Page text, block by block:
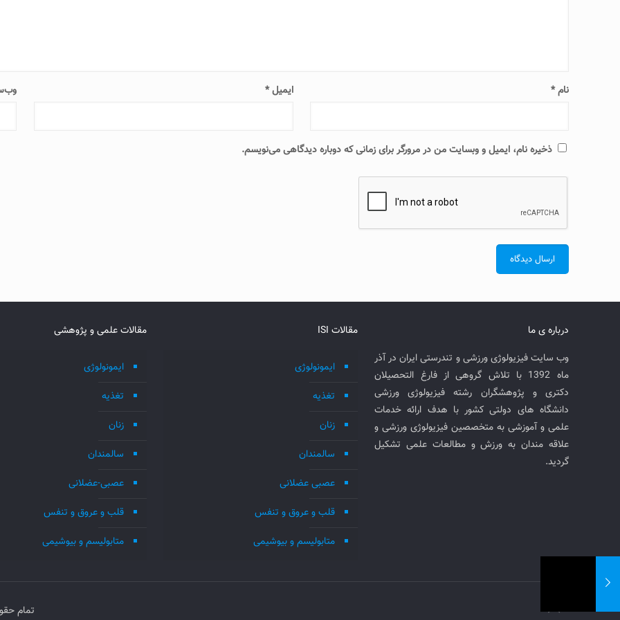
نام* ایمیل*
ذخیره نام، ایمیل و وبسایت من در مرورگر برای زمانی که دوباره دیدگاهی می‌نویسم.
درباره ی ما
وب سایت فیزیولوژی ورزشی و تندرستی ایران در آذر
ماه 1392 با تلاش گروهی از فارغ التحصیلان
دکتری و پژوهشگران رشته فیزیولوژی ورزشی
دانشگاه های دولتی کشور با هدف ارائه خدمات
علمی و آموزشی به متخصصین فیزیولوژی ورزشی و
علاقه مندان به ورزش و مطالعات علمی تشکیل
گردید.
مقالات ISI
ایمونولوژی
تغذیه
زنان
سالمندان
عصبی عضلانی
قلب و عروق و تنفس
متابولیسم و بیوشیمی
مقالات علمی و پژوهشی
ایمونولوژی
تغذیه
زنان
سالمندان
عصبی-عضلانی
قلب و عروق و تنفس
متابولیسم و بیوشیمی
تمام